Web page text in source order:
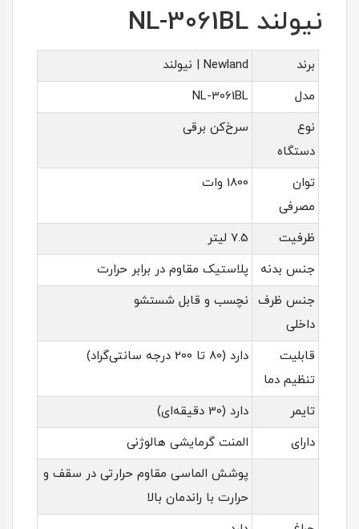
نیولند NL-3061BL
برند
Newland | نیولند
مدل
NL-3061BL
نوع
دستگاه
سرخ‌کن برقی
توان
مصرفی
1800 وات
ظرفیت
7.5 لیتر
جنس بدنه
پلاستیک مقاوم در برابر حرارت
جنس ظرف
داخلی
نچسب و قابل شستشو
قابلیت
تنظیم دما
دارد (80 تا 200 درجه سانتی‌گراد)
تایمر
دارد (30 دقیقه‌ای)
دارای
المنت گرمایشی هالوژنی
پوشش الماسی مقاوم حرارتی در سقف و
حرارت با راندمان بالا